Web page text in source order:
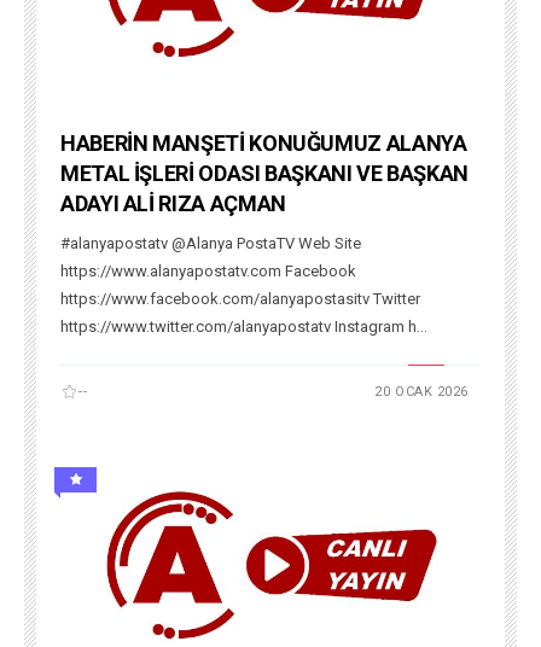
HABERİN MANŞETİ KONUĞUMUZ ALANYA
METAL İŞLERİ ODASI BAŞKANI VE BAŞKAN
ADAYI ALİ RIZA AÇMAN
#alanyapostatv @Alanya PostaTV Web Site
https://www.alanyapostatv.com Facebook
https://www.facebook.com/alanyapostasitv Twitter
https://www.twitter.com/alanyapostatv Instagram h...
-- 20 OCAK 2026